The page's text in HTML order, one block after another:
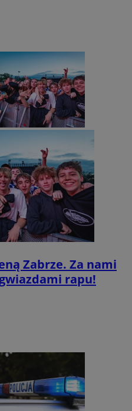
Zabrze. Za nami
rapu!